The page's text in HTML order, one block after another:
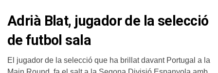
Adrià Blat, jugador de la selecció
de futbol sala
El jugador de la selecció que ha brillat davant Portugal a la